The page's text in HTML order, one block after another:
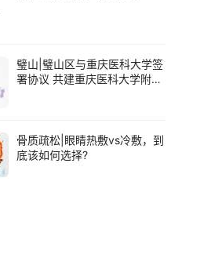
璧山|璧山区与重庆医科大学签
署协议 共建重庆医科大学附属
骨质疏松|眼睛热敷vs冷敷，到
底该如何选择?